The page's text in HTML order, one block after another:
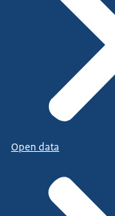
Open data